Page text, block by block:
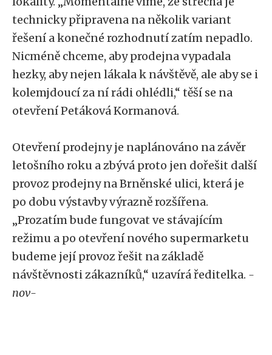
technicky připravena na několik variant
řešení a konečné rozhodnutí zatím nepadlo.
Nicméně chceme, aby prodejna vypadala
hezky, aby nejen lákala k návštěvě, ale aby se i
kolemjdoucí za ní rádi ohlédli,“ těší se na
otevření Petáková Kormanová.
Otevření prodejny je naplánováno na závěr
letošního roku a zbývá proto jen dořešit další
provoz prodejny na Brněnské ulici, která je
po dobu výstavby výrazně rozšířena.
„Prozatím bude fungovat ve stávajícím
režimu a po otevření nového supermarketu
budeme její provoz řešit na základě
návštěvnosti zákazníků,“ uzavírá ředitelka. -
nov-